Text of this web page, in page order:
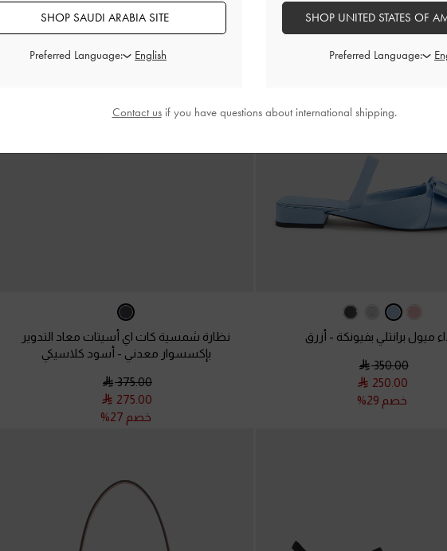
ميول برانتلي بفيونكة - أزرق
350.00
250.00
خصم 29%
نظارة شمسية كات اي أسيتات معاد التدوير
بإكسسوار معدني - أسود كلاسيكي
375.00
275.00
خصم 27%
SHOP SAUDI ARABIA SITE
Preferred Language:
SHOP UNITED STATES OF
Preferred Language:
Contact usif you have questions about international shipping.